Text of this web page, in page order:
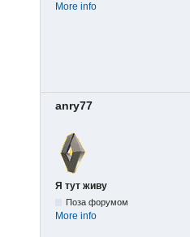
More info
anry77
Я тут живу
Поза форумом
More info